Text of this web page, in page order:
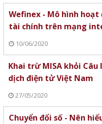
Wefinex - Mô hình
tài chính trên mạng
10/06/2020
Khai trừ MISA khỏi Câu
dịch điện tử Việt Nam
27/05/2020
Chuyển đổi số - Nên